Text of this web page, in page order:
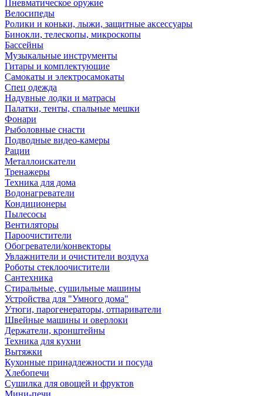
Пневматическое оружие
Велосипеды
Ролики и коньки, лыжи, защитные аксессуары
Бинокли, телескопы, микроскопы
Бассейны
Музыкальные инструменты
Гитары и комплектующие
Самокаты и электросамокаты
Спец одежда
Надувные лодки и матрасы
Палатки, тенты, спальные мешки
Фонари
Рыболовные снасти
Подводные видео-камеры
Рации
Металлоискатели
Тренажеры
Техника для дома
Водонагреватели
Кондиционеры
Пылесосы
Вентиляторы
Пароочистители
Обогреватели/конвекторы
Увлажнители и очистители воздуха
Роботы стеклоочистители
Сантехника
Стиральные, сушильные машины
Устройства для "Умного дома"
Утюги, парогенераторы, отпариватели
Швейные машины и оверлоки
Держатели, кронштейны
Техника для кухни
Вытяжки
Кухонные принадлежности и посуда
Хлебопечи
Сушилка для овощей и фруктов
Мини-печи